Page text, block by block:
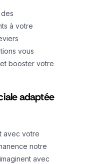
à votre
vous
booster votre
adaptée
avec votre
notre
avec